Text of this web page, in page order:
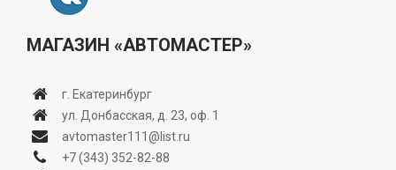
МАГАЗИН «АВТОМАСТЕР»
г. Екатеринбург
ул. Донбасская, д. 23, оф. 1
avtomaster111@list.ru
+7 (343) 352-82-88